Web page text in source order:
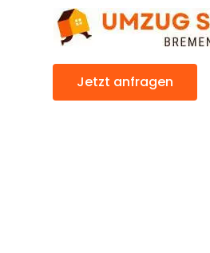
Jetzt anfragen